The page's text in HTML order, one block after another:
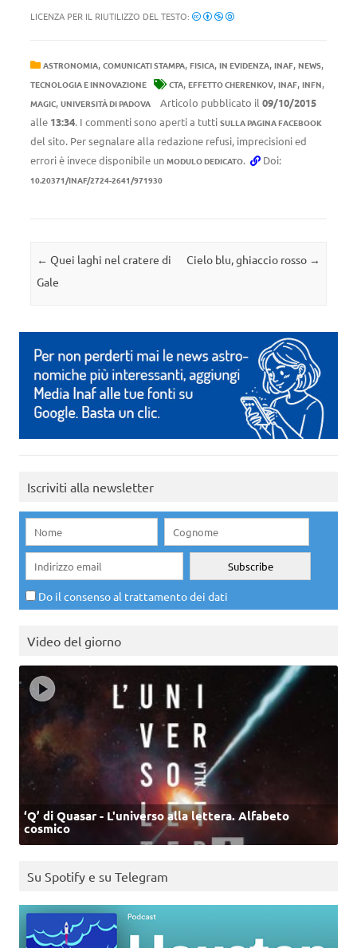
LICENZA PER IL RIUTILIZZO DEL TESTO:
ASTRONOMIA, COMUNICATI STAMPA, FISICA, IN EVIDENZA, INAF, NEWS,
TECNOLOGIA E INNOVAZIONE CTA, EFFETTO CHERENKOV, INAF, INFN,
MAGIC, UNIVERSITÀ DI PADOVA Articolo pubblicato il 09/10/2015
alle 13:34. I commenti sono aperti a tutti SULLA PAGINA FACEBOOK
del sito. Per segnalare alla redazione refusi, imprecisioni ed
errori è invece disponibile un MODULO DEDICATO. Doi:
10.20371/INAF/2724-2641/971930
Navigazione articolo
← Quei laghi nel cratere di
Gale
Cielo blu, ghiaccio rosso →
Iscriviti alla newsletter
Do il consenso al trattamento dei dati
Video del giorno
‘Q’ di Quasar - L'universo alla lettera. Alfabeto
cosmico
Su Spotify e su Telegram